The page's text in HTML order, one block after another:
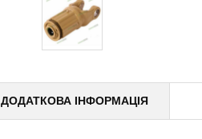
ДОДАТКОВА ІНФОРМАЦІЯ